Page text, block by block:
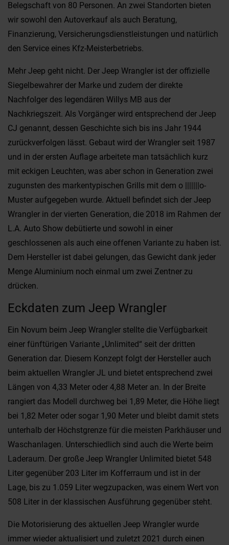
Belegschaft von 80 Personen. An zwei Standorten bieten
wir sowohl den Autoverkauf als auch Beratung,
Finanzierung, Versicherungsdienstleistungen und natürlich
den Service eines Kfz-Meisterbetriebs.
Mehr Jeep geht nicht. Der Jeep Wrangler ist der offizielle
Siegelbewahrer der Marke und zudem der direkte
Nachfolger des legendären Willys MB aus der
Nachkriegszeit. Als Vorgänger wird entsprechend der Jeep
CJ genannt, dessen Geschichte sich bis ins Jahr 1944
zurückverfolgen lässt. Gebaut wird der Wrangler seit 1987
und in der ersten Auflage arbeitete man tatsächlich kurz
mit eckigen Leuchten, was aber schon in Generation zwei
zugunsten des markentypischen Grills mit dem o |||||||o-
Muster aufgegeben wurde. Aktuell befindet sich der Jeep
Wrangler in der vierten Generation, die 2018 im Rahmen der
L.A. Auto Show debütierte und sowohl in einer
geschlossenen als auch eine offenen Variante zu haben ist.
Dem Hersteller ist dabei gelungen, das Gewicht dank jeder
Menge Aluminium noch einmal um zwei Zentner zu
drücken.
Eckdaten zum Jeep Wrangler
Ein Novum beim Jeep Wrangler stellte die Verfügbarkeit
einer fünftürigen Variante „Unlimited“ seit der dritten
Generation dar. Diesem Konzept folgt der Hersteller auch
beim aktuellen Wrangler JL und bietet entsprechend zwei
Längen von 4,33 Meter oder 4,88 Meter an. In der Breite
rangiert das Modell durchweg bei 1,89 Meter, die Höhe liegt
bei 1,82 Meter oder sogar 1,90 Meter und bleibt damit stets
unterhalb der Höchstgrenze für die meisten Parkhäuser und
Waschanlagen. Unterschiedlich sind auch die Werte beim
Laderaum. Der große Jeep Wrangler Unlimited bietet 548
Liter gegenüber 203 Liter im Kofferraum und ist in der
Lage, bis zu 1.059 Liter wegzupacken, was einem Wert von
508 Liter in der klassischen Ausführung gegenüber steht.
Die Motorisierung des aktuellen Jeep Wrangler wurde
immer wieder aktualisiert und zuletzt 2021 durch einen